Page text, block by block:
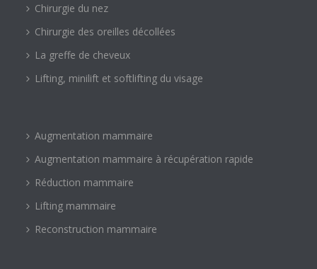
Chirurgie du nez
Chirurgie des oreilles décollées
La greffe de cheveux
Lifting, minilift et softlifting du visage
Augmentation mammaire
Augmentation mammaire à récupération rapide
Réduction mammaire
Lifting mammaire
Reconstruction mammaire